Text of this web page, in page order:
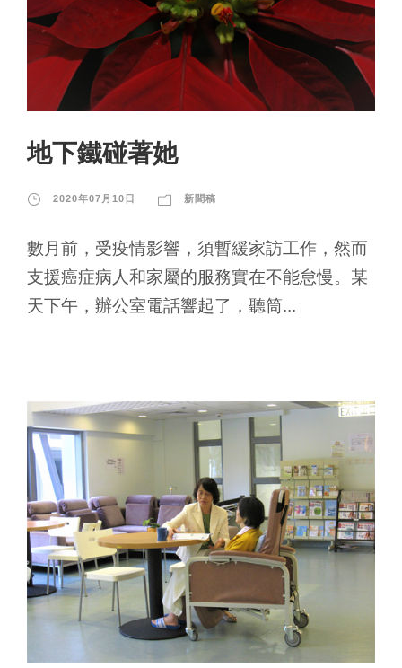
地下鐵碰著她
2020年07月10日 新聞稿
數月前，受疫情影響，須暫緩家訪工作，然而
支援癌症病人和家屬的服務實在不能怠慢。某
天下午，辦公室電話響起了，聽筒...